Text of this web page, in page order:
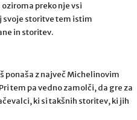
preko nje vsi
svoje storitve tem istim
in storitev.
ponaša z največ Michelinovim
tem pa vedno zamolči, da gre za
ki si takšnih storitev, ki jih